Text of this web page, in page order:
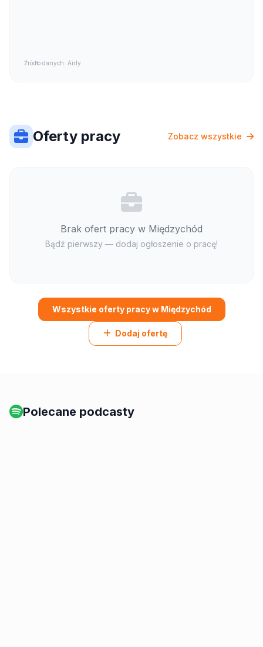
Źródło danych: Airly
Oferty pracy Zobacz wszystkie
Brak ofert pracy w Międzychód
Bądź pierwszy — dodaj ogłoszenie o pracę!
Wszystkie oferty pracy w Międzychód
Dodaj ofertę
Polecane podcasty